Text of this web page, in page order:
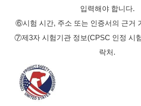
입력해야 합니다.
⑥시험 시간, 주소 또는 인증서의 근거
⑦제3자 시험기관 정보(CPSC 인정 시
락처.